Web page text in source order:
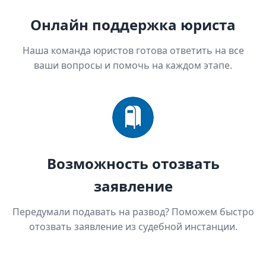
Онлайн поддержка юриста
Наша команда юристов готова ответить на все
ваши вопросы и помочь на каждом этапе.
Возможность отозвать
заявление
Передумали подавать на развод? Поможем быстро
отозвать заявление из судебной инстанции.